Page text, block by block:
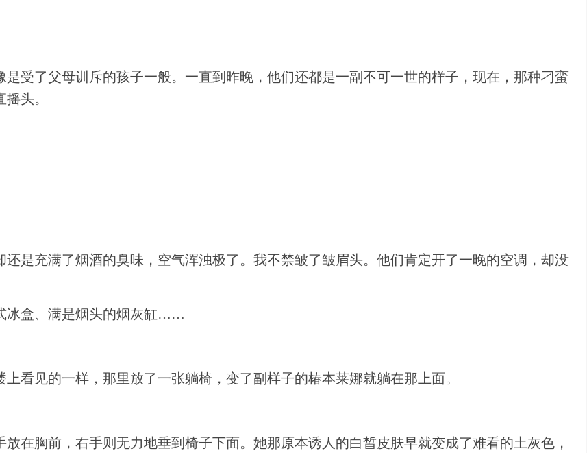
受了父母训斥的孩子一般。一直到昨晚，他们还都是一副不可一世的样子，现在，那种刁蛮
头。
是充满了烟酒的臭味，空气浑浊极了。我不禁皱了皱眉头。他们肯定开了一晚的空调，却没
冰盒、满是烟头的烟灰缸……
看见的一样，那里放了一张躺椅，变了副样子的椿本莱娜就躺在那上面。
在胸前，右手则无力地垂到椅子下面。她那原本诱人的白皙皮肤早就变成了难看的土灰色，